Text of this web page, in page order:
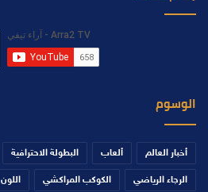
الوسوم
أخبار العالم ألعاب البطولة الاحترافية
الرجاء الرياضي الكوكب المراكشي اللون